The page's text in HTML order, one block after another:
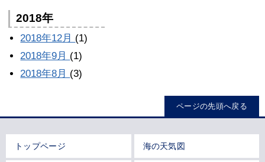
2018年
2018年12月 (1)
2018年9月 (1)
2018年8月 (3)
ページの先頭へ戻る
トップページ 海の天気図